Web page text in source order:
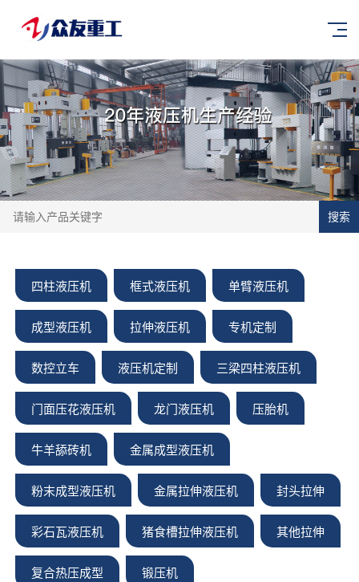
搜索
四柱液压机 框式液压机 单臂液压机
成型液压机 拉伸液压机 专机定制
数控立车 液压机定制 三梁四柱液压机
门面压花液压机 龙门液压机 压胎机
牛羊舔砖机 金属成型液压机
粉末成型液压机 金属拉伸液压机 封头拉伸
彩石瓦液压机 猪食槽拉伸液压机 其他拉伸
复合热压成型 锻压机